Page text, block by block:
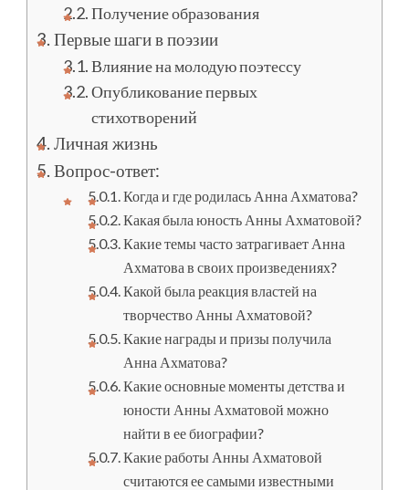
Получение образования
Первые шаги в поэзии
Влияние на молодую поэтессу
Опубликование первых
стихотворений
Личная жизнь
Вопрос-ответ:
Когда и где родилась Анна Ахматова?
Какая была юность Анны Ахматовой?
Какие темы часто затрагивает Анна
Ахматова в своих произведениях?
Какой была реакция властей на
творчество Анны Ахматовой?
Какие награды и призы получила
Анна Ахматова?
Какие основные моменты детства и
юности Анны Ахматовой можно
найти в ее биографии?
Какие работы Анны Ахматовой
считаются ее самыми известными